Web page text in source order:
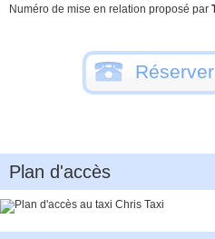
Numéro de mise en relation proposé par
Plan d'accès